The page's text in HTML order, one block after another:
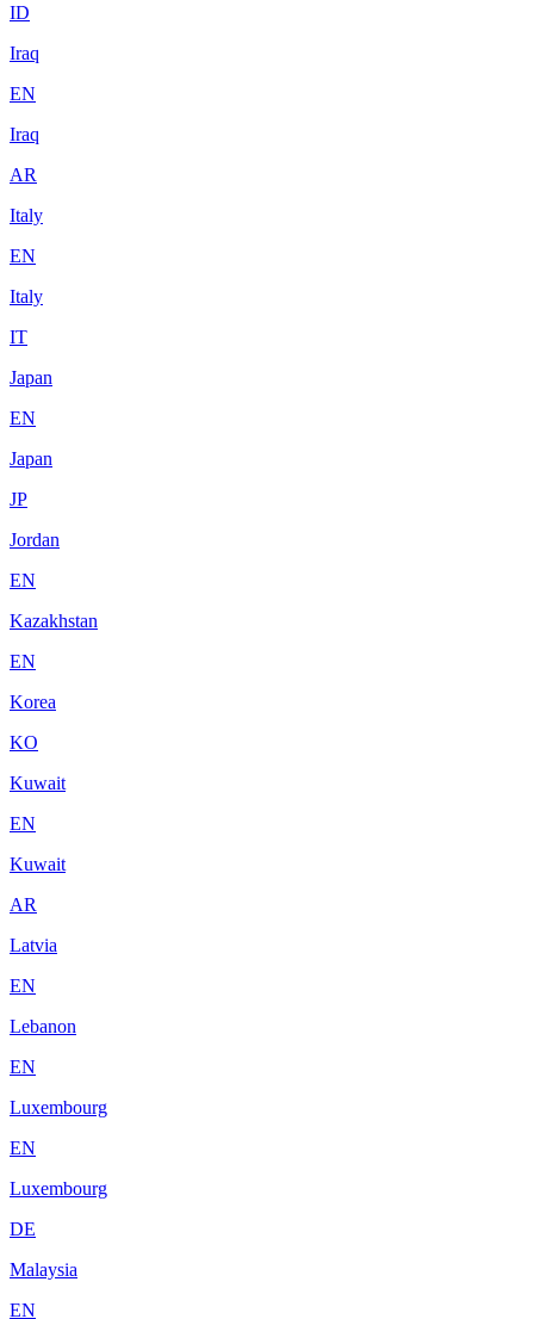
ID
Iraq
EN
Iraq
AR
Italy
EN
Italy
IT
Japan
EN
Japan
JP
Jordan
EN
Kazakhstan
EN
Korea
KO
Kuwait
EN
Kuwait
AR
Latvia
EN
Lebanon
EN
Luxembourg
EN
Luxembourg
DE
Malaysia
EN